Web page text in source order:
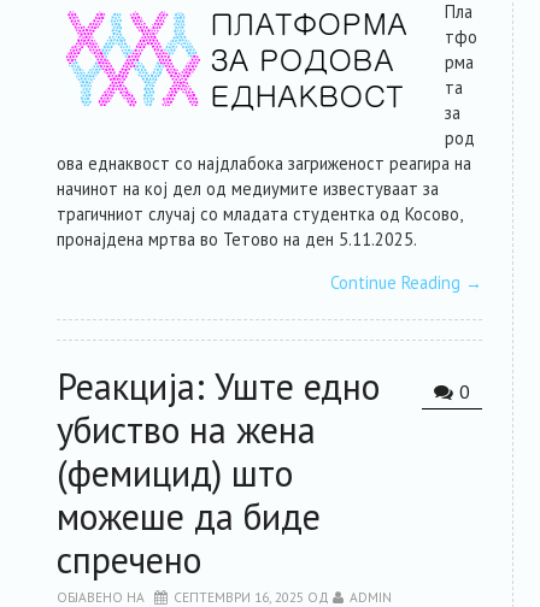
Пла
тфо
рма
та
за
род
ова еднаквост со најдлабока загриженост реагира на
начинот на кој дел од медиумите известуваат за
трагичниот случај со младата студентка од Косово,
пронајдена мртва во Тетово на ден 5.11.2025.
Continue Reading →
0
Реакција: Уште едно
убиство на жена
(фемицид) што
можеше да биде
спречено
ОБЈАВЕНО НА СЕПТЕМВРИ 16, 2025 ОД ADMIN